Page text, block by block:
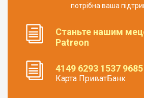
потрібна ваша
Станьте нашим
Patreon
4149 6293 1537 9685
Карта ПриватБанк